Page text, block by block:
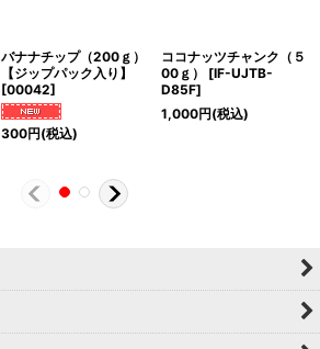
バナナチップ（200ｇ）
【ジップパック入り】
[00042]
300円(税込)
ココナッツチャンク（５
00ｇ）
[IF-UJTB-
D85F]
1,000円(税込)